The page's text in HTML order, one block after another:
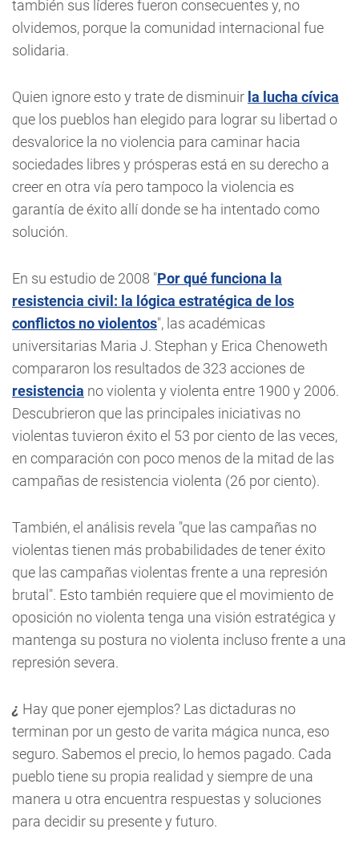
también sus líderes fueron consecuentes y, no
olvidemos, porque la comunidad internacional fue
solidaria.
Quien ignore esto y trate de disminuir la lucha cívica
que los pueblos han elegido para lograr su libertad o
desvalorice la no violencia para caminar hacia
sociedades libres y prósperas está en su derecho a
creer en otra vía pero tampoco la violencia es
garantía de éxito allí donde se ha intentado como
solución.
En su estudio de 2008 "Por qué funciona la
resistencia civil: la lógica estratégica de los
conflictos no violentos", las académicas
universitarias Maria J. Stephan y Erica Chenoweth
compararon los resultados de 323 acciones de
resistencia no violenta y violenta entre 1900 y 2006.
Descubrieron que las principales iniciativas no
violentas tuvieron éxito el 53 por ciento de las veces,
en comparación con poco menos de la mitad de las
campañas de resistencia violenta (26 por ciento).
También, el análisis revela "que las campañas no
violentas tienen más probabilidades de tener éxito
que las campañas violentas frente a una represión
brutal". Esto también requiere que el movimiento de
oposición no violenta tenga una visión estratégica y
mantenga su postura no violenta incluso frente a una
represión severa.
¿ Hay que poner ejemplos? Las dictaduras no
terminan por un gesto de varita mágica nunca, eso
seguro. Sabemos el precio, lo hemos pagado. Cada
pueblo tiene su propia realidad y siempre de una
manera u otra encuentra respuestas y soluciones
para decidir su presente y futuro.